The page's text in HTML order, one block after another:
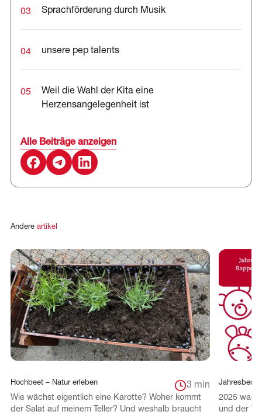
03 Sprachförderung durch Musik
04 unsere pep talents
05
Weil die Wahl der Kita eine
Herzensangelegenheit ist
Alle Beiträge anzeigen
Andere artikel
Hochbeet – Natur erleben 3 min
Wie wächst eigentlich eine Karotte? Woher kommt
der Salat auf meinem Teller? Und weshalb braucht
2025 war
und der